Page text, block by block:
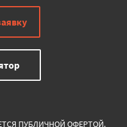
ПУБЛИЧНОЙ ОФЕРТОЙ.